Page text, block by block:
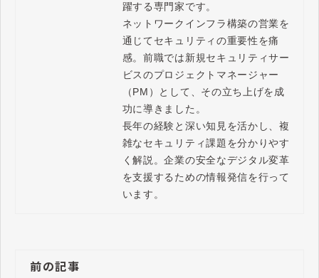
躍する専門家です。
ネットワークインフラ構築の営業を
通じてセキュリティの重要性を痛
感。前職では新規セキュリティサー
ビスのプロジェクトマネージャー
（PM）として、その立ち上げを成
功に導きました。
長年の経験と深い知見を活かし、複
雑なセキュリティ課題を分かりやす
く解説。企業の安全なデジタル変革
を支援するための情報発信を行って
います。
前の記事